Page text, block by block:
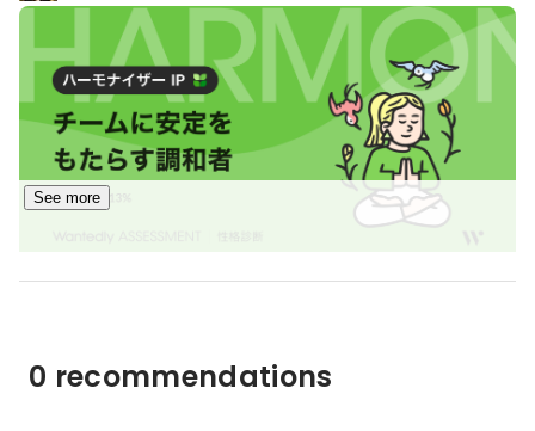
しかしながら、日本はアメリカに比べて一社当たりのSaas
利用数が1/10程度しかない状態です。
また、日本特有の企業風土や法的な縛りによりDXがうま
くいっていないケースも多くあります。
まだまだDX化の余地が残されているのです。
開発スピードを大幅に伸ばし、コーディングスキルのない
人材でも開発ができるのがノーコードプラットフォームで
す。
日本のDX化をより加速させるため、業務システムを「設
3年後、5年後のデファクトスタンダードになるシステム
を世の中にリリースしていきます。
See more
0 recommendations